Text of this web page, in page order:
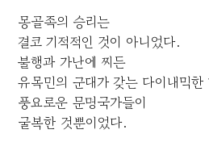
몽골족의 승리는
결코 기적적인 것이 아니었다.
불행과 가난에 찌든
유목민의 군대가 갖는 다이내믹한
풍요로운 문명국가들이
굴복한 것뿐이었다.